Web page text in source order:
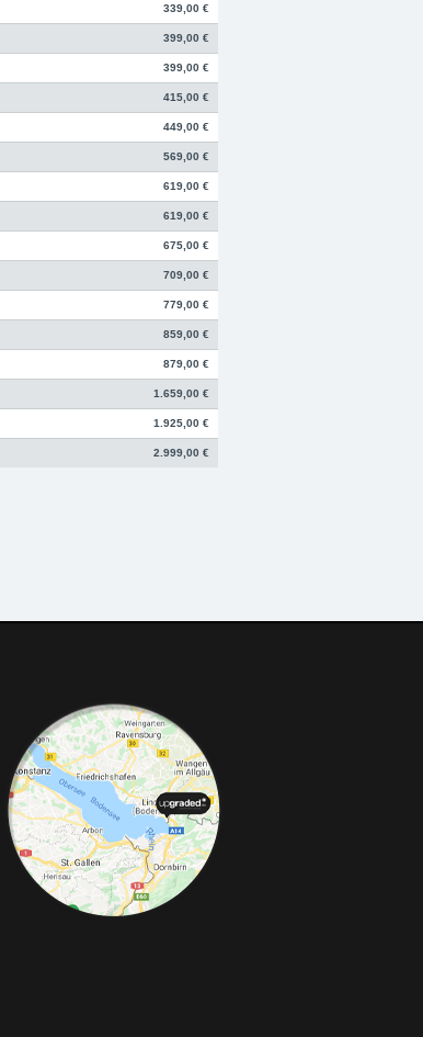
339,00 €
399,00 €
399,00 €
415,00 €
449,00 €
569,00 €
619,00 €
619,00 €
675,00 €
709,00 €
779,00 €
859,00 €
879,00 €
1.659,00 €
1.925,00 €
2.999,00 €
Bremsanlagen Motorsport und Individualisierungen.